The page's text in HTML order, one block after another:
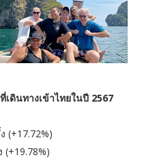
ดินทางเข้าไทยในปี 2567
(+17.72%)